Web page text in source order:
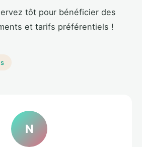
tôt pour bénéficier des
et tarifs préférentiels !
N